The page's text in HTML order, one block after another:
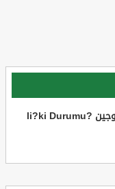
تعرف على المسلسل التركي علاقات المتزوجين ?li?ki Durumu